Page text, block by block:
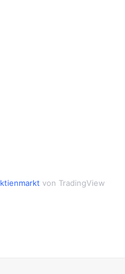
von TradingView